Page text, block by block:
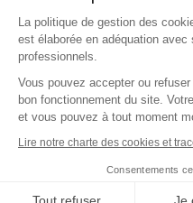
INRS (english version)
Plan du site
Mentions légales
Politique de confidentialité